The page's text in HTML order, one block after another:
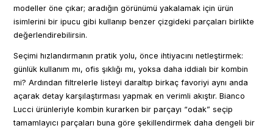
modeller öne çıkar; aradığın görünümü yakalamak için ürün
isimlerini bir ipucu gibi kullanıp benzer çizgideki parçaları birlikte
değerlendirebilirsin.
Seçimi hızlandırmanın pratik yolu, önce ihtiyacını netleştirmek:
günlük kullanım mı, ofis şıklığı mı, yoksa daha iddialı bir kombin
mi? Ardından filtrelerle listeyi daraltıp birkaç favoriyi aynı anda
açarak detay karşılaştırması yapmak en verimli akıştır. Bianco
Lucci ürünleriyle kombin kurarken bir parçayı “odak” seçip
tamamlayıcı parçaları buna göre şekillendirmek daha dengeli bir